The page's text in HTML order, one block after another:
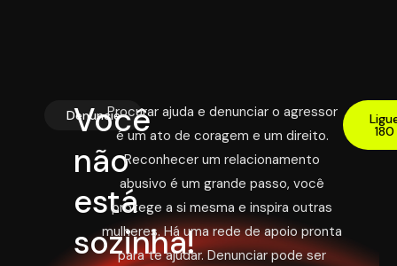
Denuncie
Você
não
está
sozinha!
Procurar ajuda e denunciar o agressor
é um ato de coragem e um direito.
Reconhecer um relacionamento
abusivo é um grande passo, você
protege a si mesma e inspira outras
mulheres. Há uma rede de apoio pronta
para te ajudar. Denunciar pode ser
180